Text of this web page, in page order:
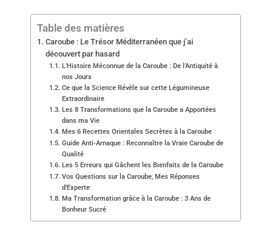
Table des matières
Caroube : Le Trésor Méditerranéen que j’ai
découvert par hasard
L’Histoire Méconnue de la Caroube : De l’Antiquité à
nos Jours
Ce que la Science Révèle sur cette Légumineuse
Extraordinaire
Les 8 Transformations que la Caroube a Apportées
dans ma Vie
Mes 6 Recettes Orientales Secrètes à la Caroube
Guide Anti-Arnaque : Reconnaître la Vraie Caroube de
Qualité
Les 5 Erreurs qui Gâchent les Bienfaits de la Caroube
Vos Questions sur la Caroube, Mes Réponses
d’Experte
Ma Transformation grâce à la Caroube : 3 Ans de
Bonheur Sucré